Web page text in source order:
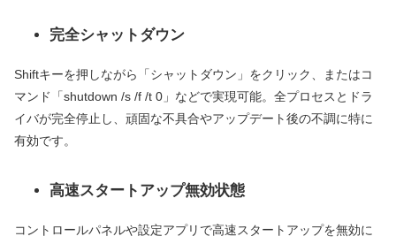
完全シャットダウン
Shiftキーを押しながら「シャットダウン」をクリック、またはコ
マンド「shutdown /s /f /t 0」などで実現可能。全プロセスとドラ
イバが完全停止し、頑固な不具合やアップデート後の不調に特に
有効です。
高速スタートアップ無効状態
コントロールパネルや設定アプリで高速スタートアップを無効に